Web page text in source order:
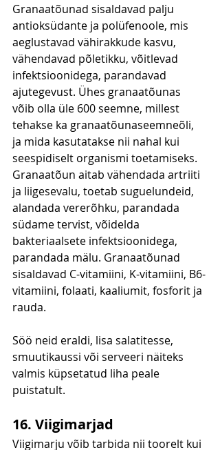
Granaatõunad sisaldavad palju
antioksüdante ja polüfenoole, mis
aeglustavad vähirakkude kasvu,
vähendavad põletikku, võitlevad
infektsioonidega, parandavad
ajutegevust. Ühes granaatõunas
võib olla üle 600 seemne, millest
tehakse ka granaatõunaseemneõli,
ja mida kasutatakse nii nahal kui
seespidiselt organismi toetamiseks.
Granaatõun aitab vähendada artriiti
ja liigesevalu, toetab suguelundeid,
alandada vererõhku, parandada
südame tervist, võidelda
bakteriaalsete infektsioonidega,
parandada mälu. Granaatõunad
sisaldavad C-vitamiini, K-vitamiini, B6-
vitamiini, folaati, kaaliumit, fosforit ja
rauda.
Söö neid eraldi, lisa salatitesse,
smuutikaussi või serveeri näiteks
valmis küpsetatud liha peale
puistatult.
16. Viigimarjad
Viigimarju võib tarbida nii toorelt kui